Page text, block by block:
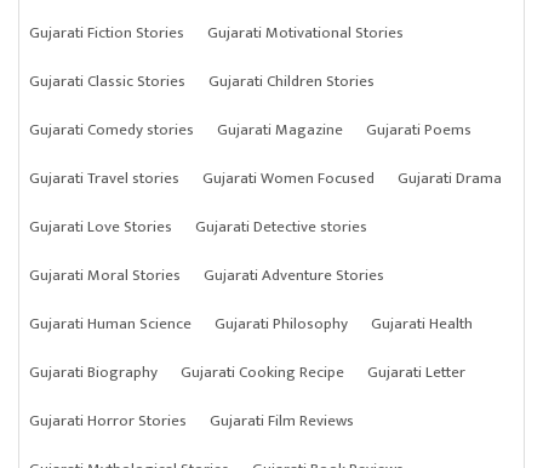
Gujarati Fiction Stories
Gujarati Motivational Stories
Gujarati Classic Stories
Gujarati Children Stories
Gujarati Comedy stories
Gujarati Magazine
Gujarati Poems
Gujarati Travel stories
Gujarati Women Focused
Gujarati Drama
Gujarati Love Stories
Gujarati Detective stories
Gujarati Moral Stories
Gujarati Adventure Stories
Gujarati Human Science
Gujarati Philosophy
Gujarati Health
Gujarati Biography
Gujarati Cooking Recipe
Gujarati Letter
Gujarati Horror Stories
Gujarati Film Reviews